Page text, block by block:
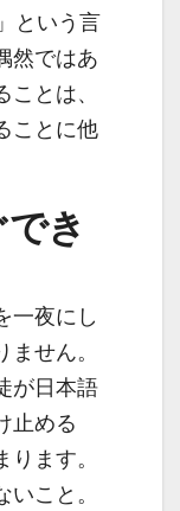
という言
然ではあ
とは、
ことに他
き
一夜にし
せん。
が日本語
止める
ます。
こと。